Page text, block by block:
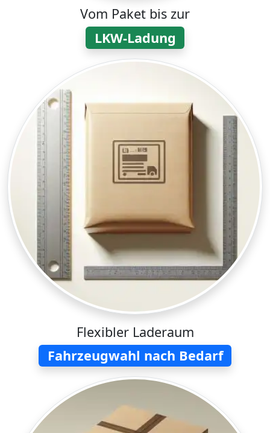
Vom Paket bis zur
LKW-Ladung
Flexibler Laderaum
Fahrzeugwahl nach Bedarf